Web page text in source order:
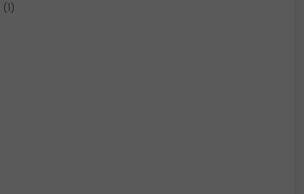
(1)